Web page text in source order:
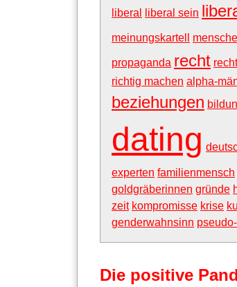
liberal liberal sein
meinungskartell
propaganda recht
richtig machen alpha-
beziehungen
dating
experten familienmensch
goldgräberinnen gründe
zeit kompromisse krise
genderwahnsinn
Die positive